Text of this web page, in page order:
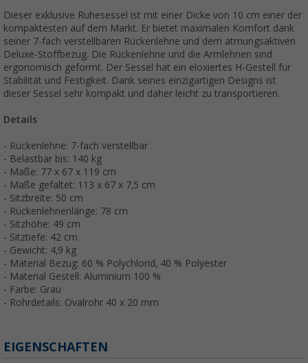
Dieser exklusive Ruhesessel ist mit einer Dicke von 10 cm einer der
kompaktesten auf dem Markt. Er bietet maximalen Komfort dank
seiner 7-fach verstellbaren Rückenlehne und dem atmungsaktiven
Deluxe-Stoffbezug. Die Rückenlehne und die Armlehnen sind
ergonomisch geformt. Der Sessel hat ein eloxiertes H-Gestell für
Stabilität und Festigkeit. Dank seines einzigartigen Designs ist
dieser Sessel sehr kompakt und daher leicht zu transportieren.
Details
- Rückenlehne: 7-fach verstellbar
- Belastbar bis: 140 kg
- Maße: 77 x 67 x 119 cm
- Maße gefaltet: 113 x 67 x 7,5 cm
- Sitzbreite: 50 cm
- Rückenlehnenlänge: 78 cm
- Sitzhöhe: 49 cm
- Sitztiefe: 42 cm
- Gewicht: 4,9 kg
- Material Bezug: 60 % Polychlorid, 40 % Polyester
- Material Gestell: Aluminium 100 %
- Farbe: Grau
- Rohrdetails: Ovalrohr 40 x 20 mm
EIGENSCHAFTEN